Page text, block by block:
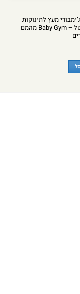
מעץ לתינוקות
בצבעי פסטל – Baby Gym מהמם